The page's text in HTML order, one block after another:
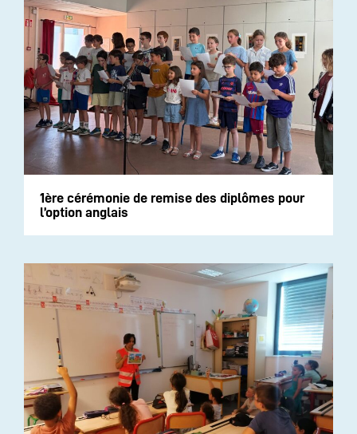
1ère cérémonie de remise des diplômes pour
l’option anglais